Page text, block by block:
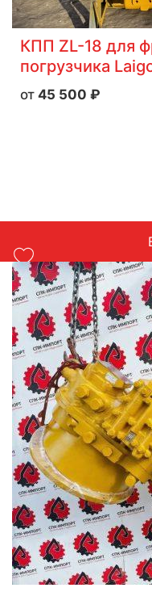
КПП ZL-18 для
погрузчика
45 500 ₽